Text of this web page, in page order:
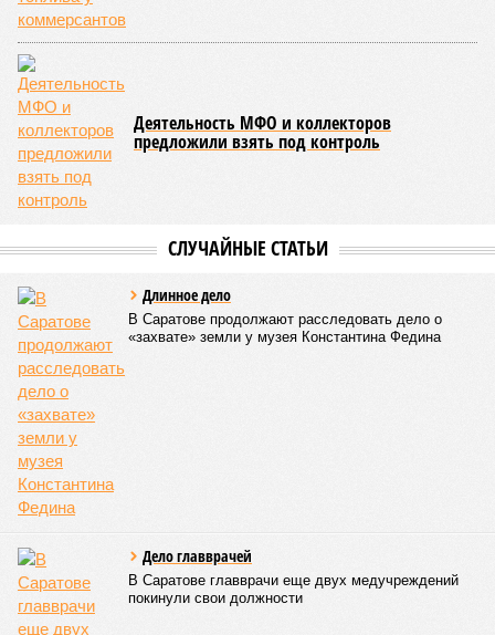
Деятельность МФО и коллекторов
предложили взять под контроль
СЛУЧАЙНЫЕ СТАТЬИ
Длинное дело
В Саратове продолжают расследовать дело о
«захвате» земли у музея Константина Федина
Дело главврачей
В Саратове главврачи еще двух медучреждений
покинули свои должности